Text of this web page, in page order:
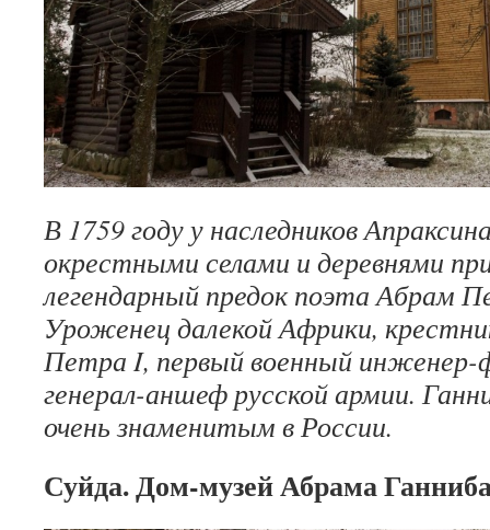
В 1759 году у наследников
окрестными селами и деревнями
легендарный предок поэта Абрам
Уроженец далекой Африки,
Петра I, первый военный
генерал-аншеф русской армии.
очень знаменитым в России.
Суйда. Дом-музей Абрама